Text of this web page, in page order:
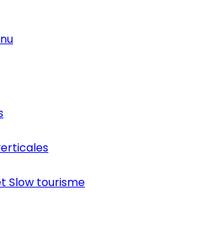
Slow tourisme